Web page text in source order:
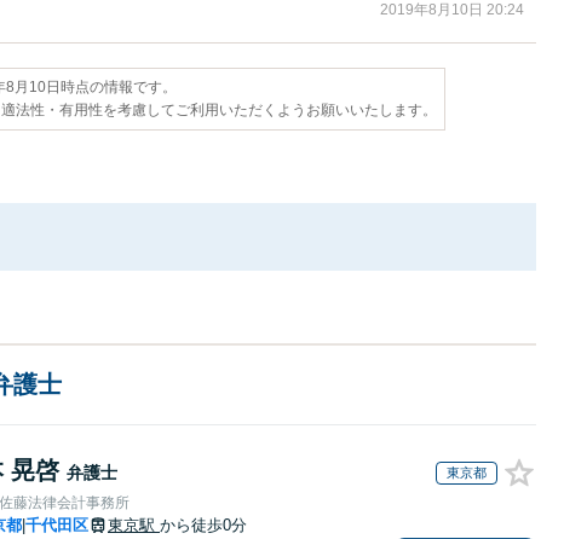
2019年8月10日 20:24
月10日時点の情報です。
法性・有用性を考慮してご利用いただくようお願いいたします。
護士
晃啓 弁護士 東京都
藤法律会計事務所
都 千代田区 東京駅 から徒歩0分